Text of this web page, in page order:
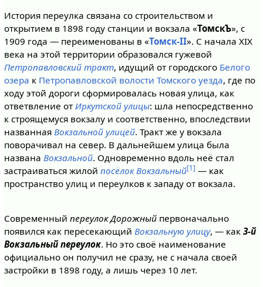
История переулка связана со строительством и
открытием в 1898 году станции и вокзала «ТомскЪ», с
1909 года — переименованы в «Томск-II». С начала XIX
века на этой территории образовался гужевой
Петропавловский тракт, идущий от городского Белого
озера к Петропавловской волости Томского уезда, где по
ходу этой дороги сформировалась новая улица, как
ответвление от Иркутской улицы: шла непосредственно
к строящемуся вокзалу и соответственно, впоследствии
названная Вокзальной улицей. Тракт же у вокзала
поворачивал на север. В дальнейшем улица была
названа Вокзальной. Одновременно вдоль неё стал
застраиваться жилой посёлок Вокзальный[1] — как
пространство улиц и переулков к западу от вокзала.
Современный переулок Дорожныйпервоначально
появился как пересекающий Вокзальную улицу, — как 3-й
Вокзальный переулок. Но это своё наименование
официально он получил не сразу, не с начала своей
застройки в 1898 году, а лишь через 10 лет.